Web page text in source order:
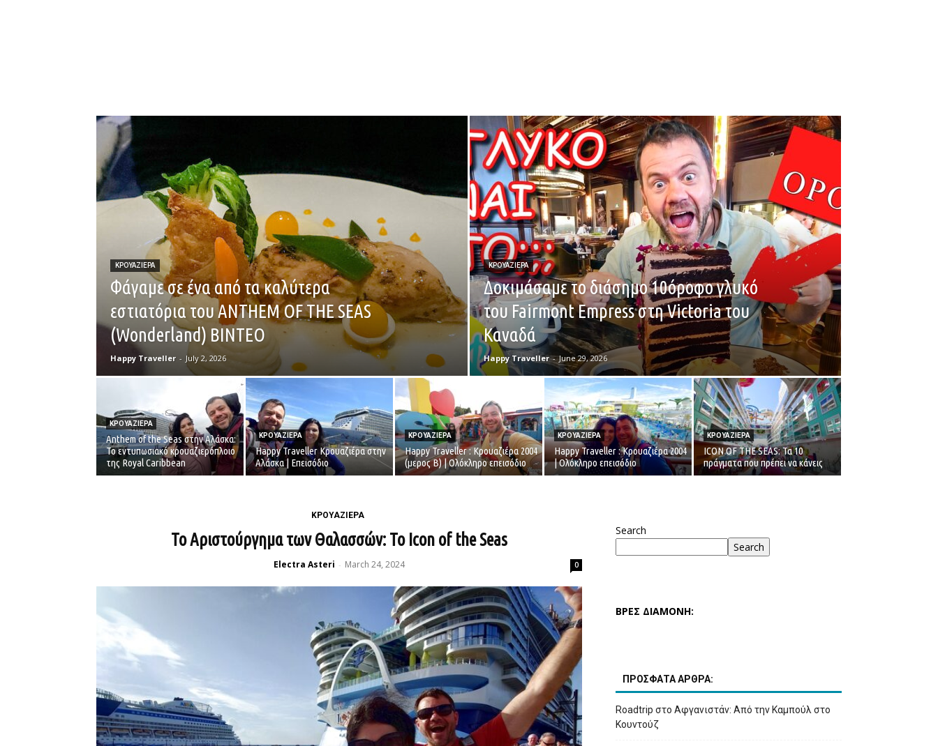
ΚΡΟΥΑΖΙΕΡΑ
Φάγαμε σε ένα από τα καλύτερα
εστιατόρια του ANTHEM OF THE SEAS
(Wonderland) ΒΙΝΤΕΟ
Happy Traveller - July 2, 2026
ΚΡΟΥΑΖΙΕΡΑ
Δοκιμάσαμε το διάσημο 10όροφο γλυκό
του Fairmont Empress στη Victoria του
Καναδά
Happy Traveller - June 29, 2026
ΚΡΟΥΑΖΙΕΡΑ
Anthem of the Seas στην Αλάσκα:
Το εντυπωσιακό κρουαζιερόπλοιο
της Royal Caribbean
ΚΡΟΥΑΖΙΕΡΑ
Happy Traveller Κρουαζιέρα στην
Αλάσκα | Επεισόδιο
ΚΡΟΥΑΖΙΕΡΑ
Happy Traveller : Κρουαζιέρα 2004
(μερος Β) | Ολόκληρο επεισόδιο
ΚΡΟΥΑΖΙΕΡΑ
Happy Traveller : Κρουαζιέρα 2004
| Ολόκληρο επεισόδιο
ΚΡΟΥΑΖΙΕΡΑ
ICON OF THE SEAS: Τα 10
πράγματα που πρέπει να κάνεις
ΚΡΟΥΑΖΙΕΡΑ
Το Αριστούργημα των Θαλασσών: Το Icon of the Seas
Electra Asteri - March 24, 2024 0
Search
Search
ΒΡΕΣ ΔΙΑΜΟΝΗ:
ΠΡΟΣΦΑΤΑ ΑΡΘΡΑ:
Roadtrip στο Αφγανιστάν: Από την Καμπούλ στο
Κουντούζ